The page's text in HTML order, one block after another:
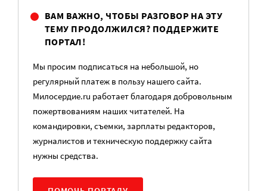
ВАМ ВАЖНО, ЧТОБЫ РАЗГОВОР НА ЭТУ
ТЕМУ ПРОДОЛЖИЛСЯ? ПОДДЕРЖИТЕ
ПОРТАЛ!
Мы просим подписаться на небольшой, но
регулярный платеж в пользу нашего сайта.
Милосердие.ru работает благодаря добровольным
пожертвованиям наших читателей. На
командировки, съемки, зарплаты редакторов,
журналистов и техническую поддержку сайта
нужны средства.